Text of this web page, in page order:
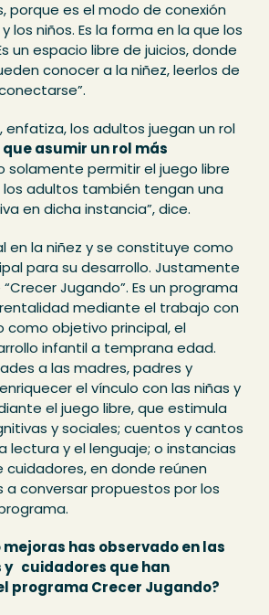
porque es el modo de conexión
los niños. Es la forma en la que los
un espacio libre de juicios, donde
conocer a la niñez, leerlos de
enfatiza, los adultos juegan un rol
que asumir un rol más
solamente permitir el juego libre
los adultos también tengan una
en dicha instancia”, dice.
en la niñez y se constituye como
para su desarrollo. Justamente
Jugando”. Es un programa
mediante el trabajo con
como objetivo principal, el
infantil a temprana edad.
a las madres, padres y
el vínculo con las niñas y
el juego libre, que estimula
y sociales; cuentos y cantos
lectura y el lenguaje; o instancias
cuidadores, en donde reúnen
conversar propuestos por los
mejoras has observado en las
y cuidadores que han
programa Crecer Jugando?